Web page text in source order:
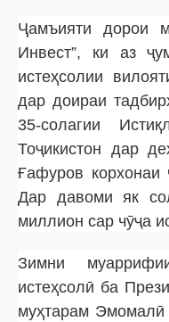
Ҷамъияти дорои
Инвест”, ки аз
истеҳсолии
дар доираи
35-солагии
Тоҷикистон дар
Ғафуров корхонаи
Дар давоми як
миллион сар чӯҷа
Зимни
истеҳсолӣ ба
муҳтарам Эмомалӣ